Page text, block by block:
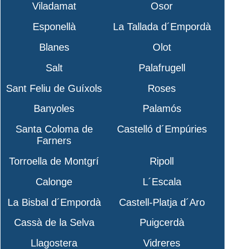
Viladamat
Osor
Esponellà
La Tallada d´Empordà
Blanes
Olot
Salt
Palafrugell
Sant Feliu de Guíxols
Roses
Banyoles
Palamós
Santa Coloma de
Farners
Castelló d´Empúries
Torroella de Montgrí
Ripoll
Calonge
L´Escala
La Bisbal d´Empordà
Castell-Platja d´Aro
Cassà de la Selva
Puigcerdà
Llagostera
Vidreres